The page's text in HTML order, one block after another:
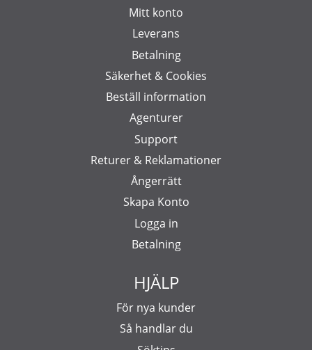
Mitt konto
Leverans
Betalning
Säkerhet & Cookies
Beställ information
Agenturer
Support
Returer & Reklamationer
Ångerrätt
Skapa Konto
Logga in
Betalning
HJÄLP
För nya kunder
Så handlar du